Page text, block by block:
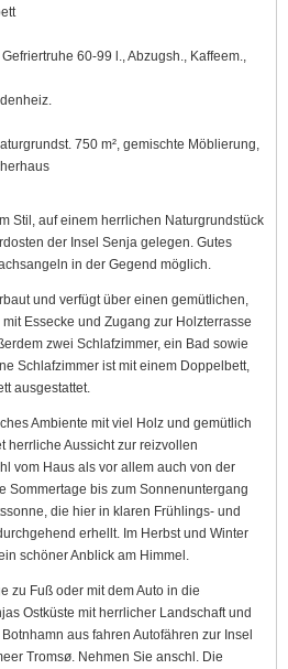
60-99 l., Abzugsh., Kaffeem.,
750 m², gemischte Möblierung,
Stil, auf einem herrlichen Naturgrundstück
der Insel Senja gelegen. Gutes
in der Gegend möglich.
und verfügt über einen gemütlichen,
Essecke und Zugang zur Holzterrasse
zwei Schlafzimmer, ein Bad sowie
Schlafzimmer ist mit einem Doppelbett,
ausgestattet.
Ambiente mit viel Holz und gemütlich
herrliche Aussicht zur reizvollen
vom Haus als vor allem auch von der
Sommertage bis zum Sonnenuntergang
die hier in klaren Frühlings- und
erhellt. Im Herbst und Winter
schöner Anblick am Himmel.
zu Fuß oder mit dem Auto in die
Ostküste mit herrlicher Landschaft und
aus fahren Autofähren zur Insel
Tromsø. Nehmen Sie anschl. Die